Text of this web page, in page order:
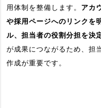
用体制を整備します。 アカ
や採用ページへのリンクを
ル、担当者の役割分担を決
が成果につながるため、担
作成が重要です。